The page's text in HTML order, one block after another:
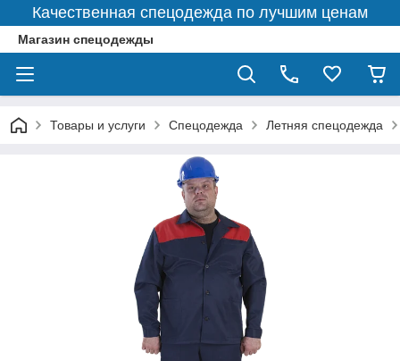
Качественная спецодежда по лучшим ценам
Магазин спецодежды
Товары и услуги Спецодежда Летняя спецодежда